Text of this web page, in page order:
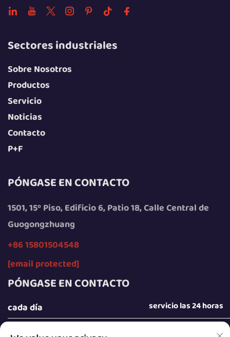
Sectores industriales
Sobre Nosotros
Productos
Servicio
Noticias
Contacto
P+F
PÓNGASE EN CONTACTO
1501, 15º Piso, Edificio 6, Patio 18, Calle Central de
Guogongzhuang
+86 15801504548
[email protected]
PÓNGASE EN CONTACTO
cada día servicio las 24 horas